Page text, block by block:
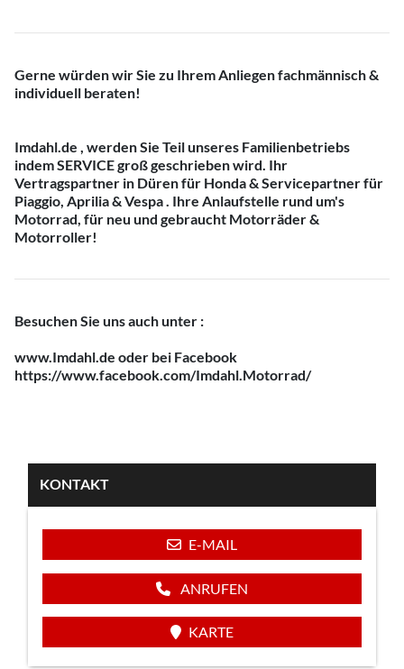
Gerne würden wir Sie zu Ihrem Anliegen fachmännisch &
individuell beraten!
Imdahl.de , werden Sie Teil unseres Familienbetriebs
indemSERVICEgroß geschrieben wird. Ihr
Vertragspartner in Dürenfür Honda & Servicepartner für
Piaggio, Aprilia & Vespa . Ihre Anlaufstelle rund um's
Motorrad, für neu und gebraucht Motorräder &
Motorroller!
Besuchen Sie uns auch unter :
www.Imdahl.de oder bei Facebook
https://www.facebook.com/Imdahl.Motorrad/
KONTAKT
E-MAIL
ANRUFEN
KARTE